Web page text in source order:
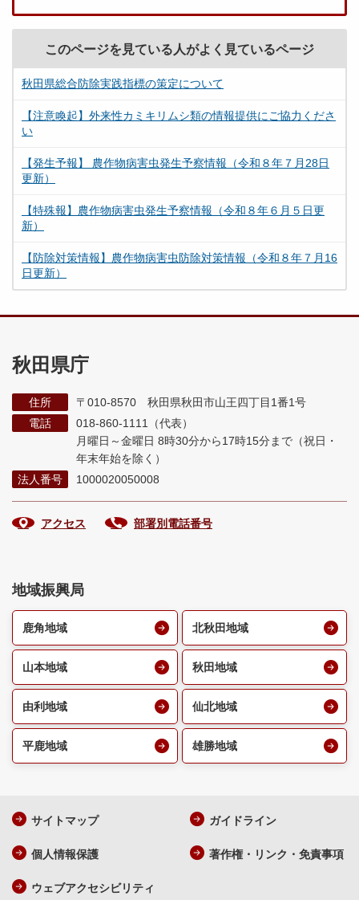
このページを見ている人がよく見ているページ
秋田県総合防除実践指標の策定について
【注意喚起】外来性カミキリムシ類の情報提供にご協力くださ
い
【発生予報】 農作物病害虫発生予察情報（令和８年７月28日
更新）
【特殊報】農作物病害虫発生予察情報（令和８年６月５日更
新）
【防除対策情報】農作物病害虫防除対策情報（令和８年７月16
日更新）
秋田県庁
住所
〒010-8570 秋田県秋田市山王四丁目1番1号
電話
018-860-1111（代表）
月曜日～金曜日 8時30分から17時15分まで （祝日・
年末年始を除く）
法人番号
1000020050008
アクセス 部署別電話番号
地域振興局
鹿角地域 北秋田地域
山本地域 秋田地域
由利地域 仙北地域
平鹿地域 雄勝地域
サイトマップ ガイドライン
個人情報保護 著作権・リンク・免責事項
ウェブアクセシビリティ